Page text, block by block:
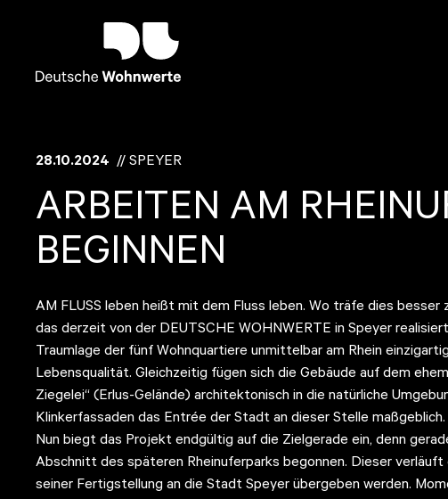
28.10.2024 // SPEYER
ARBEITEN AM
BEGINNEN
AM FLUSS leben heißt mit dem Fluss leben. Wo träfe dies besser
das derzeit von der DEUTSCHE WOHNWERTE in Speyer
Traumlage der fünf Wohnquartiere unmittelbar am Rhein
Lebensqualität. Gleichzeitig fügen sich die Gebäude auf dem
Ziegelei“ (Erlus-Gelände) architektonisch in die natürliche
Klinkerfassaden das Entrée der Stadt an dieser Stelle maßgeblich.
Nun biegt das Projekt endgültig auf die Zielgerade ein, denn
Abschnitt des späteren Rheinuferparks begonnen. Dieser verläuft
seiner Fertigstellung an die Stadt Speyer übergeben werden.